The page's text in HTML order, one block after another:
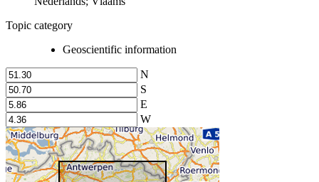
Topic category
Geoscientific information
N
S
E
W